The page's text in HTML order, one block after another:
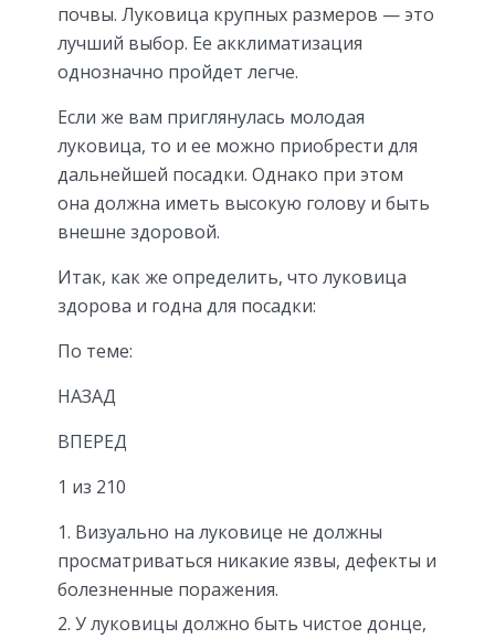
почвы. Луковица крупных размеров — это
лучший выбор. Ее акклиматизация
однозначно пройдет легче.
Если же вам приглянулась молодая
луковица, то и ее можно приобрести для
дальнейшей посадки. Однако при этом
она должна иметь высокую голову и быть
внешне здоровой.
Итак, как же определить, что луковица
здорова и годна для посадки:
По теме:
НАЗАД
ВПЕРЕД
1 из 210
Визуально на луковице не должны
просматриваться никакие язвы, дефекты и
болезненные поражения.
У луковицы должно быть чистое донце,